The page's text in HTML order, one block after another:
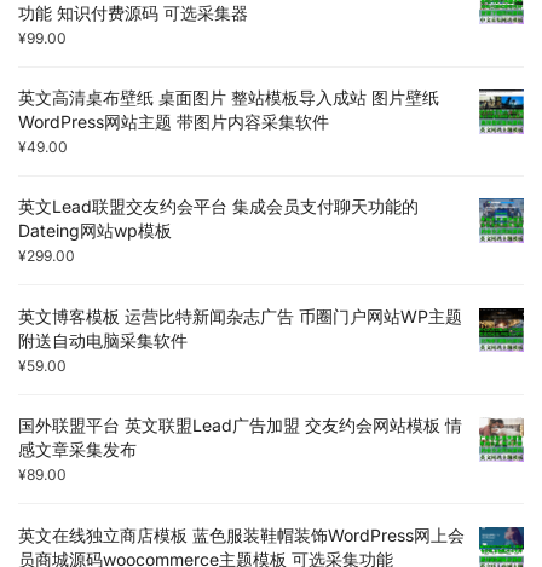
功能 知识付费源码 可选采集器
¥99.00
英文高清桌布壁纸 桌面图片 整站模板导入成站 图片壁纸
WordPress网站主题 带图片内容采集软件
¥49.00
英文Lead联盟交友约会平台 集成会员支付聊天功能的
Dateing网站wp模板
¥299.00
英文博客模板 运营比特新闻杂志广告 币圈门户网站WP主题
附送自动电脑采集软件
¥59.00
国外联盟平台 英文联盟Lead广告加盟 交友约会网站模板 情
感文章采集发布
¥89.00
英文在线独立商店模板 蓝色服装鞋帽装饰WordPress网上会
员商城源码woocommerce主题模板 可选采集功能